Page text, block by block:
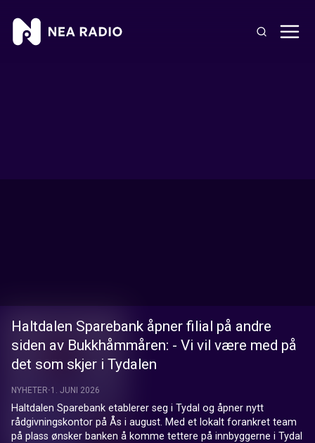
Haltdalen Sparebank åpner filial på andre
siden av Bukkhåmmåren: - Vi vil være med på
det som skjer i Tydalen
NYHETER 1. JUNI 2026
Haltdalen Sparebank etablerer seg i Tydal og åpner nytt
rådgivningskontor på Ås i august. Med et lokalt forankret team
på plass ønsker banken å komme tettere på innbyggerne i Tydal